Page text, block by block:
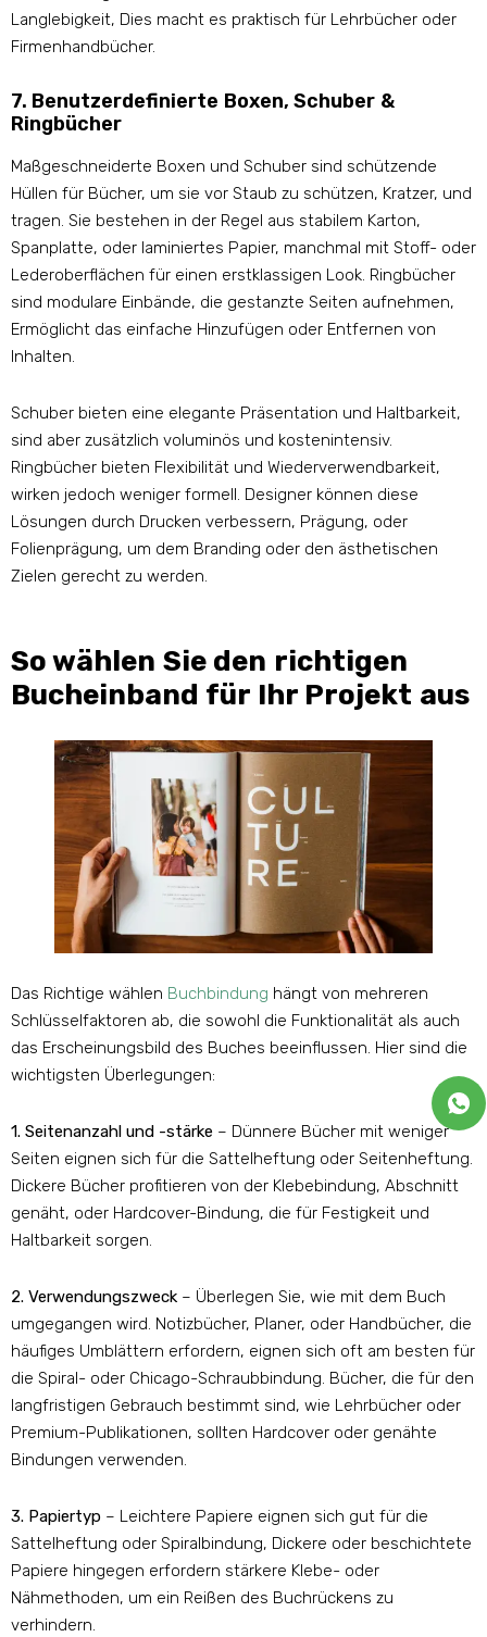
Langlebigkeit, Dies macht es praktisch für Lehrbücher oder
Firmenhandbücher.
7. Benutzerdefinierte Boxen, Schuber &
Ringbücher
Maßgeschneiderte Boxen und Schuber sind schützende
Hüllen für Bücher, um sie vor Staub zu schützen, Kratzer, und
tragen. Sie bestehen in der Regel aus stabilem Karton,
Spanplatte, oder laminiertes Papier, manchmal mit Stoff- oder
Lederoberflächen für einen erstklassigen Look. Ringbücher
sind modulare Einbände, die gestanzte Seiten aufnehmen,
Ermöglicht das einfache Hinzufügen oder Entfernen von
Inhalten.
Schuber bieten eine elegante Präsentation und Haltbarkeit,
sind aber zusätzlich voluminös und kostenintensiv.
Ringbücher bieten Flexibilität und Wiederverwendbarkeit,
wirken jedoch weniger formell. Designer können diese
Lösungen durch Drucken verbessern, Prägung, oder
Folienprägung, um dem Branding oder den ästhetischen
Zielen gerecht zu werden.
So wählen Sie den richtigen
Bucheinband für Ihr Projekt aus
Das Richtige wählen Buchbindung hängt von mehreren
Schlüsselfaktoren ab, die sowohl die Funktionalität als auch
das Erscheinungsbild des Buches beeinflussen. Hier sind die
wichtigsten Überlegungen:
1. Seitenanzahl und -stärke – Dünnere Bücher mit weniger
Seiten eignen sich für die Sattelheftung oder Seitenheftung.
Dickere Bücher profitieren von der Klebebindung, Abschnitt
genäht, oder Hardcover-Bindung, die für Festigkeit und
Haltbarkeit sorgen.
2. Verwendungszweck – Überlegen Sie, wie mit dem Buch
umgegangen wird. Notizbücher, Planer, oder Handbücher, die
häufiges Umblättern erfordern, eignen sich oft am besten für
die Spiral- oder Chicago-Schraubbindung. Bücher, die für den
langfristigen Gebrauch bestimmt sind, wie Lehrbücher oder
Premium-Publikationen, sollten Hardcover oder genähte
Bindungen verwenden.
3. Papiertyp – Leichtere Papiere eignen sich gut für die
Sattelheftung oder Spiralbindung, Dickere oder beschichtete
Papiere hingegen erfordern stärkere Klebe- oder
Nähmethoden, um ein Reißen des Buchrückens zu
verhindern.